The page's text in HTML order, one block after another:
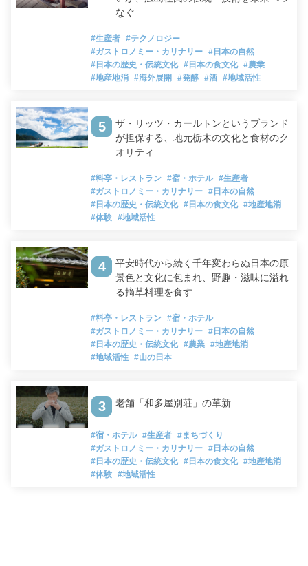
なぐ
#生産者 #テクノロジー
#ガストロノミー・カリナリー #日本の自然
#日本の歴史・伝統文化 #日本の食文化 #農業
#地産地消 #海外展開 #発酵 #酒 #地域活性
5
ザ・リッツ・カールトンというブランド
が担保する、地元栃木の文化と食材のク
オリティ
#料亭・レストラン #宿・ホテル #生産者
#ガストロノミー・カリナリー #日本の自然
#日本の歴史・伝統文化 #日本の食文化 #地産地消
#体験 #地域活性
4
平安時代から続く千年変わらぬ日本の原
景色と文化に包まれ、野趣・滋味に溢れ
る摘草料理を食す
#料亭・レストラン #宿・ホテル
#ガストロノミー・カリナリー #日本の自然
#日本の歴史・伝統文化 #農業 #地産地消
#地域活性 #山の日本
3 老舗「和多屋別荘」の革新
#宿・ホテル #生産者 #まちづくり
#ガストロノミー・カリナリー #日本の自然
#日本の歴史・伝統文化 #日本の食文化 #地産地消
#体験 #地域活性